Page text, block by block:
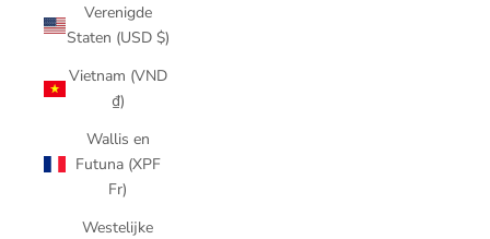
Verenigde
Staten (USD $)
Vietnam (VND
₫)
Wallis en
Futuna (XPF
Fr)
Westelijke